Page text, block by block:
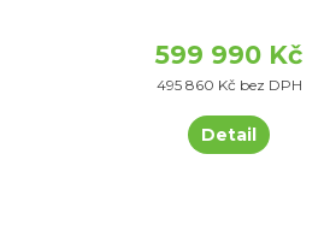
599 990 Kč
495 860 Kč bez DPH
Detail